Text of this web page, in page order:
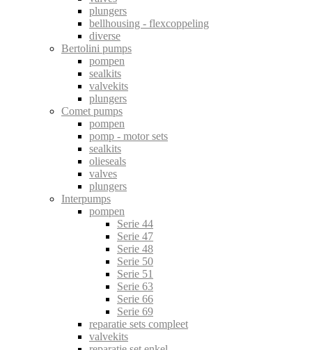
plungers
bellhousing - flexcoppeling
diverse
Bertolini pumps
pompen
sealkits
valvekits
plungers
Comet pumps
pompen
pomp - motor sets
sealkits
olieseals
valves
plungers
Interpumps
pompen
Serie 44
Serie 47
Serie 48
Serie 50
Serie 51
Serie 63
Serie 66
Serie 69
reparatie sets compleet
valvekits